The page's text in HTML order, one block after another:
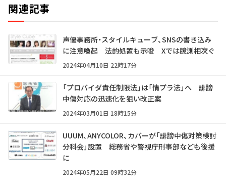
関連記事
声優事務所・スタイルキューブ、SNSの書き込み
に注意喚起 法的処置も示唆 Xでは臆測相次ぐ
2024年04月10日 22時17分
「プロバイダ責任制限法」は「情プラ法」へ 誹謗
中傷対応の迅速化を狙い改正案
2024年03月01日 18時15分
UUUM、ANYCOLOR、カバーが「誹謗中傷対策検討
分科会」設置 総務省や警視庁刑事部なども後援
に
2024年05月22日 09時32分